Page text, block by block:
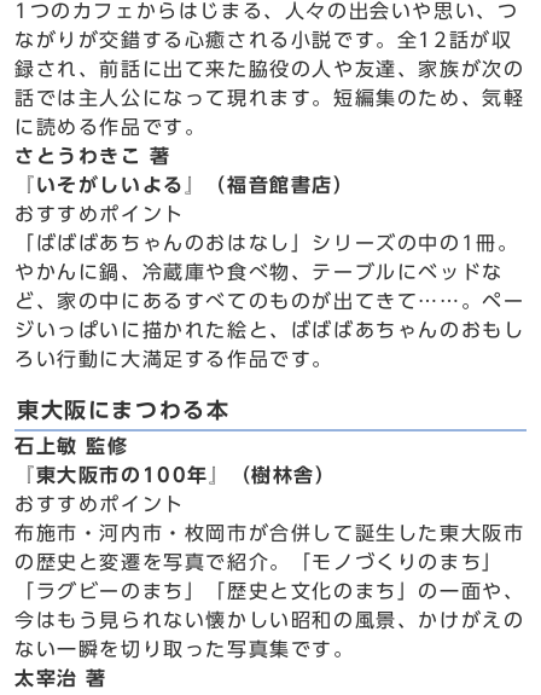
1つのカフェからはじまる、人々の出会いや思い、つ
ながりが交錯する心癒される小説です。全12話が収
録され、前話に出て来た脇役の人や友達、家族が次の
話では主人公になって現れます。短編集のため、気軽
に読める作品です。
さとうわきこ 著
『いそがしいよる』（福音館書店）
おすすめポイント
「ばばばあちゃんのおはなし」シリーズの中の1冊。
やかんに鍋、冷蔵庫や食べ物、テーブルにベッドな
ど、家の中にあるすべてのものが出てきて……。ペー
ジいっぱいに描かれた絵と、ばばばあちゃんのおもし
ろい行動に大満足する作品です。
東大阪にまつわる本
石上敏 監修
『東大阪市の100年』（樹林舎）
おすすめポイント
布施市・河内市・枚岡市が合併して誕生した東大阪市
の歴史と変遷を写真で紹介。「モノづくりのまち」
「ラグビーのまち」「歴史と文化のまち」の一面や、
今はもう見られない懐かしい昭和の風景、かけがえの
ない一瞬を切り取った写真集です。
太宰治 著